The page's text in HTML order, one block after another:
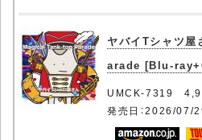
ヤバイTシャツ
arade [Blu-
UMCK-7319
発売日：2026/07/